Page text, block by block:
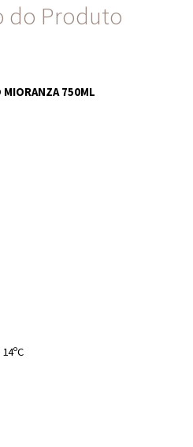
do Produto
750ML